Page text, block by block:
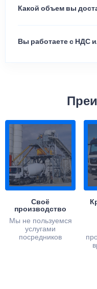
Какой объем вы
Вы работаете с НДС
Своё
производство
Мы не пользуемся
услугами
посредников